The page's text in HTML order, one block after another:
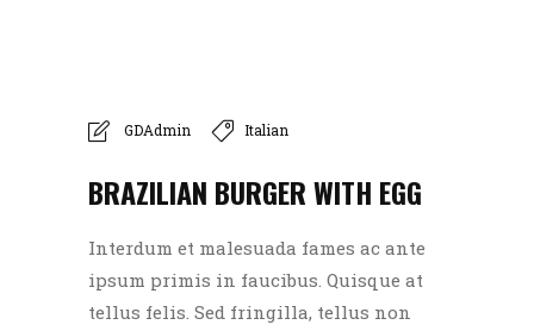
GDAdmin Italian
BRAZILIAN BURGER WITH EGG
Interdum et malesuada fames ac ante
ipsum primis in faucibus. Quisque at
tellus felis. Sed fringilla, tellus non